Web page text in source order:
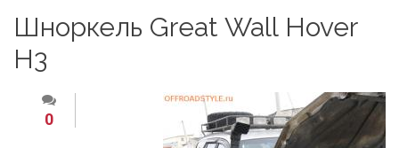
Шноркель Great Wall Hover
Н3
0